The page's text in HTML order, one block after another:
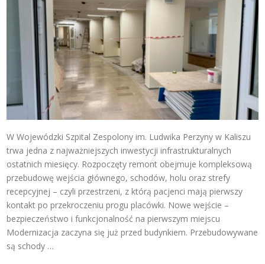
W Wojewódzki Szpital Zespolony im. Ludwika Perzyny w Kaliszu
trwa jedna z najważniejszych inwestycji infrastrukturalnych
ostatnich miesięcy. Rozpoczęty remont obejmuje kompleksową
przebudowę wejścia głównego, schodów, holu oraz strefy
recepcyjnej – czyli przestrzeni, z którą pacjenci mają pierwszy
kontakt po przekroczeniu progu placówki. Nowe wejście –
bezpieczeństwo i funkcjonalność na pierwszym miejscu
Modernizacja zaczyna się już przed budynkiem. Przebudowywane
są schody …